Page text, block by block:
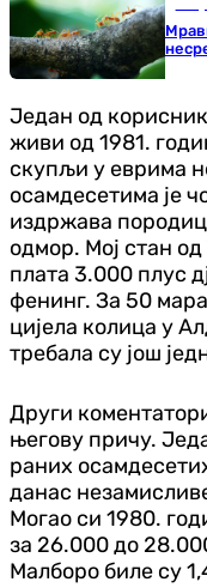
Један од
живи од 1981.
скупљи у еврима
осамдесетима је
издржава
одмор. Мој стан
плата 3.000 плус
фенинг. За 50
цијела колица у
требала су још
Други
његову причу.
раних
данас
Могао си 1980.
за 26.000 до
Малборо биле су